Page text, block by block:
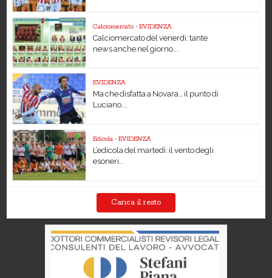
Calciomercato • EVIDENZA
Calciomercato del venerdì: tante
news anche nel giorno...
EVIDENZA
Ma che disfatta a Novara… il punto di
Luciano...
Edicola • EVIDENZA
L’edicola del martedì: il vento degli
esoneri...
Carica il resto